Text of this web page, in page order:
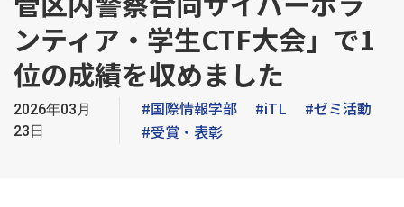
ンティア・学生CTF大会」で1
位の成績を収めました
2026年03月
23日
#国際情報学部 #iTL
#ゼミ活動
#受賞・表彰